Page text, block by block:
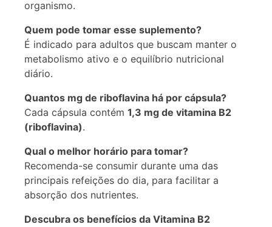
organismo.
Quem pode tomar esse suplemento?
É indicado para adultos que buscam manter o
metabolismo ativo e o equilíbrio nutricional
diário.
Quantos mg de riboflavina há por cápsula?
Cada cápsula contém 1,3 mg de vitamina B2
(riboflavina).
Qual o melhor horário para tomar?
Recomenda-se consumir durante uma das
principais refeições do dia, para facilitar a
absorção dos nutrientes.
Descubra os benefícios da Vitamina B2